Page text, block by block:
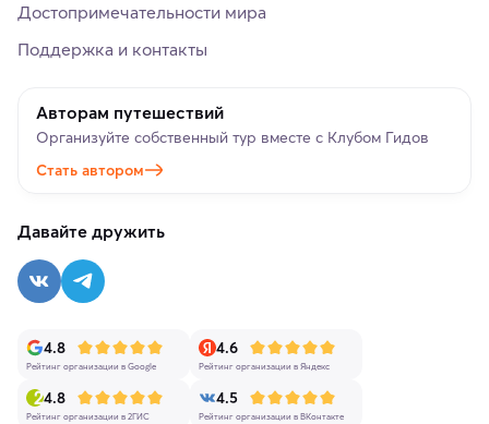
Достопримечательности мира
Поддержка и контакты
Авторам путешествий
Организуйте собственный тур вместе с Клубом Гидов
Стать автором
Давайте дружить
4.8
Рейтинг организации в Google
4.6
Рейтинг организации в Яндекс
4.8
Рейтинг организации в 2ГИС
4.5
Рейтинг организации в ВКонтакте